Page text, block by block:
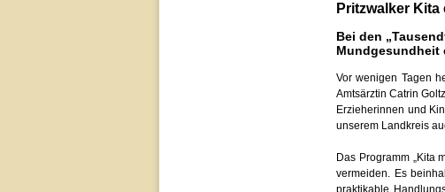
Pritzwalker
Bei den
Mundgesundheit
Vor wenigen Tagen
Amtsärztin Catrin
Erzieherinnen und
unserem Landkreis
Das Programm „Kita
vermeiden. Es
praktikable